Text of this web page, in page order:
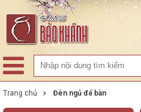
Trang chủ Đèn ngủ để bàn